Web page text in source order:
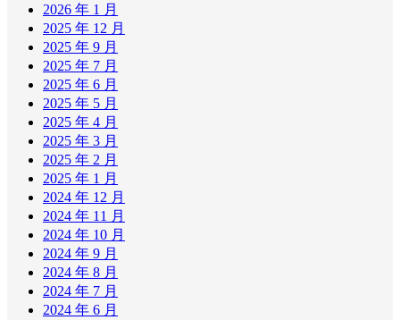
2026 年 1 月
2025 年 12 月
2025 年 9 月
2025 年 7 月
2025 年 6 月
2025 年 5 月
2025 年 4 月
2025 年 3 月
2025 年 2 月
2025 年 1 月
2024 年 12 月
2024 年 11 月
2024 年 10 月
2024 年 9 月
2024 年 8 月
2024 年 7 月
2024 年 6 月